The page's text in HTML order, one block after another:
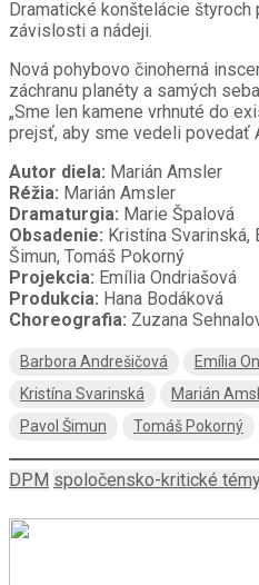
Dramatické konštelácie
závislosti a nádeji.
Nová pohybovo činoherná
záchranu planéty a samých seba.
„Sme len kamene vrhnuté do
prejsť, aby sme vedeli povedať
Autor diela: Marián Amsler
Réžia: Marián Amsler
Dramaturgia: Marie Špalová
Obsadenie: Kristína Svarinská,
Šimun, Tomáš Pokorný
Projekcia: Emília Ondriašová
Produkcia: Hana Bodáková
Choreografia: Zuzana
Barbora Andrešičová Emília
Kristína Svarinská
Marián
Pavol Šimun
Tomáš Pokorný
DPM spoločensko-kritické